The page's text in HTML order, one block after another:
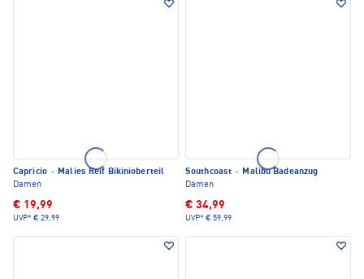
Capricio · Malies Reif Bikinioberteil
Damen
€ 19,99
UVP* € 29,99
Southcoast · Malibu Badeanzug
Damen
€ 34,99
UVP* € 59,99